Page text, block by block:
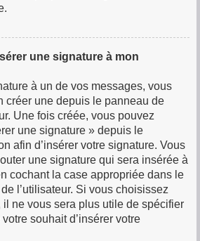
une signature à mon
à un de vos messages, vous
créer une depuis le panneau de
Une fois créée, vous pouvez
une signature » depuis le
afin d’insérer votre signature. Vous
une signature qui sera insérée à
cochant la case appropriée dans le
l’utilisateur. Si vous choisissez
ne vous sera plus utile de spécifier
souhait d’insérer votre